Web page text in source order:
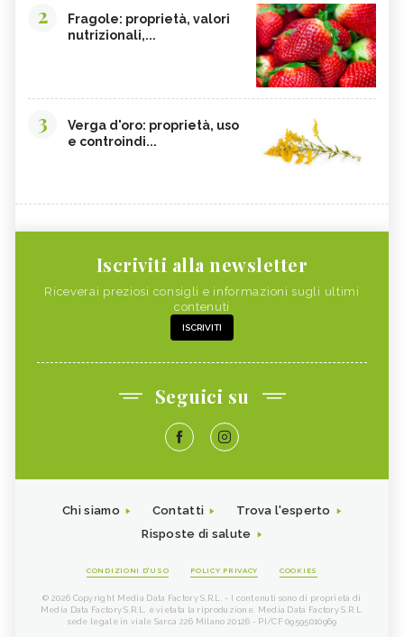
2
Fragole: proprietà, valori
nutrizionali,...
3
Verga d'oro: proprietà, uso
e controindi...
Iscriviti alla newsletter
Riceverai preziosi consigli e informazioni sugli ultimi
contenuti
ISCRIVITI
Seguici su
Chi siamo Contatti
Trova l'esperto
Risposte di salute
CONDIZIONI D'USO POLICY PRIVACY COOKIES
© 2026 Copyright Media Data Factory S.R.L. - I contenuti sono di proprietà di
Media Data Factory S.R.L, è vietata la riproduzione. Media Data Factory S.R.L.
sede legale in viale Sarca 226 Milano 20126 - PI/CF 09595010969